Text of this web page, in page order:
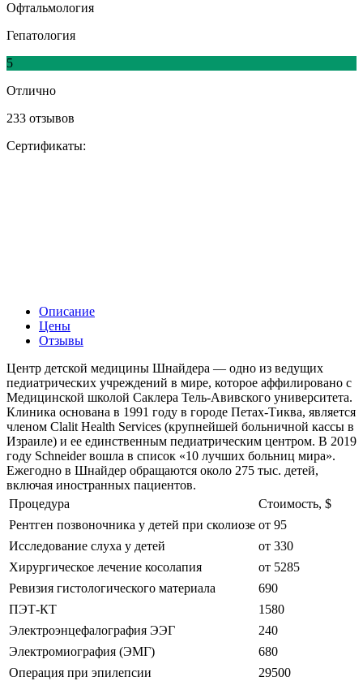
Офтальмология
Гепатология
5
Отлично
233 отзывов
Сертификаты:
Описание
Цены
Отзывы
Центр детской медицины Шнайдера — одно из ведущих
педиатрических учреждений в мире, которое аффилировано с
Медицинской школой Саклера Тель-Авивского университета.
Клиника основана в 1991 году в городе Петах-Тиква, является
членом Clalit Health Services (крупнейшей больничной кассы в
Израиле) и ее единственным педиатрическим центром. В 2019
году Schneider вошла в список «10 лучших больниц мира».
Ежегодно в Шнайдер обращаются около 275 тыс. детей,
включая иностранных пациентов.
Процедура
Стоимость, $
Рентген позвоночника у детей при сколиозе от 95
Исследование слуха у детей
от 330
Хирургическое лечение косолапия
от 5285
Ревизия гистологического материала
690
ПЭТ-КТ
1580
Электроэнцефалография ЭЭГ
240
Электромиография (ЭМГ)
680
Операция при эпилепсии
29500